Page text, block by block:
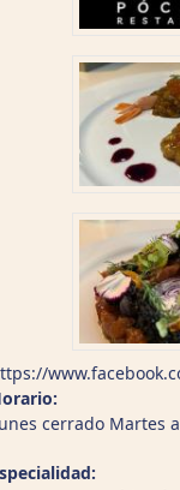
cerrado Martes